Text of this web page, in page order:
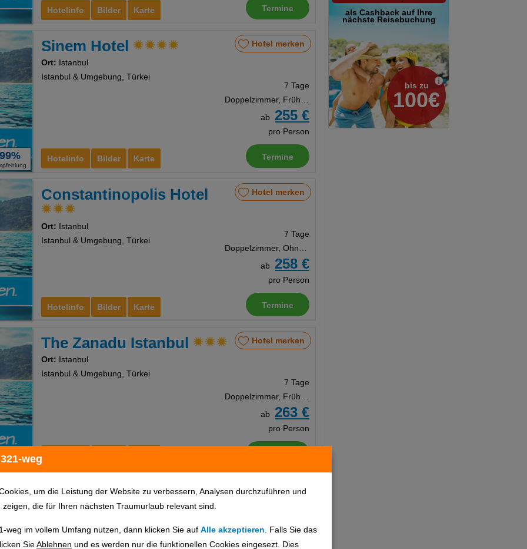
weg
um die Leistung der Website zu verbessern, Analysen durchzuführen und
die für Ihren nächsten Traumurlaub relevant sind.
weg im vollem Umfang nutzen, dann klicken Sie auf Alle akzeptieren . Falls Sie das
SieAblehnen und es werden nur die funktionellen Cookies eingesezt. Dies
als Cashback auf Ihre
nächste Reisebuchung
bis zu
100€
Hotelinfo Bilder Karte Termine
99% Hotelinfo Bilder Karte
Sinem Hotel
Ort: Istanbul
Istanbul & Umgebung, Türkei
Hotel merken
7 Tage
Doppelzimmer, Frühstück
ab
255 €
pro Person
Termine
Hotelinfo Bilder Karte
Constantinopolis Hotel
Ort: Istanbul
Istanbul & Umgebung, Türkei
Hotel merken
7 Tage
Doppelzimmer, Ohne Verpflegung
ab
258 €
pro Person
Termine
The Zanadu Istanbul
Ort: Istanbul
Istanbul & Umgebung, Türkei
Hotel merken
7 Tage
Doppelzimmer, Frühstück
ab
263 €
pro Person
Grand Milan Hotel
Ort: Istanbul
Hotel merken
7 Tage